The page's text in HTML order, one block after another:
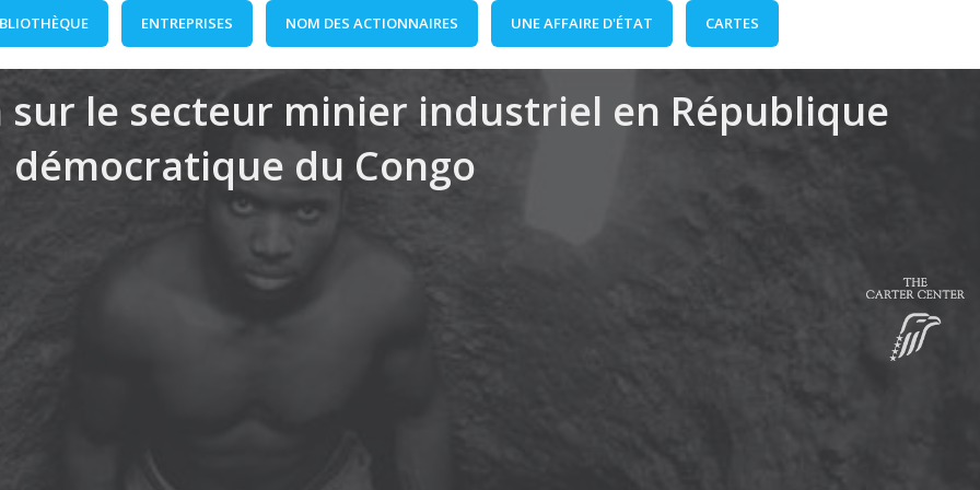
ENTREPRISES NOM DES ACTIONNAIRES UNE AFFAIRE D'ÉTAT CARTES
le secteur minier industriel en République
démocratique du Congo